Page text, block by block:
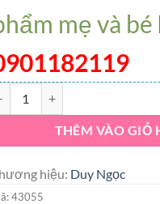
mẹ và bé
THÊM VÀO GIỎ
hiệu: Duy Ngọc
43055